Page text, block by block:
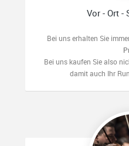
Vor - Ort -
Bei uns erhalten Sie
Bei uns kaufen Sie also
damit auch Ihr